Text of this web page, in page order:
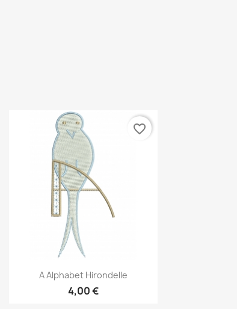
Aperçu rapide
A Alphabet Hirondelle
4,00 €
favorite_border